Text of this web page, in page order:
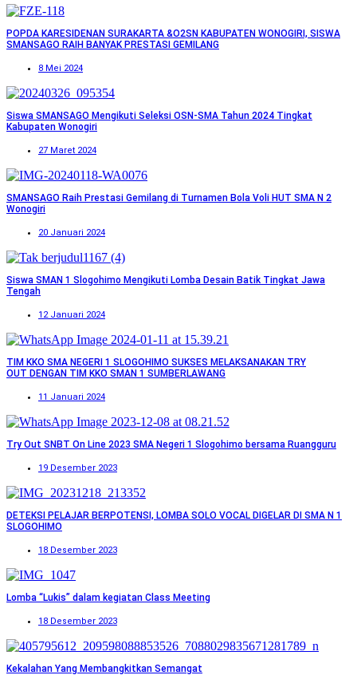
POPDA KARESIDENAN SURAKARTA &O2SN KABUPATEN WONOGIRI, SISWA
SMANSAGO RAIH BANYAK PRESTASI GEMILANG
8 Mei 2024
Siswa SMANSAGO Mengikuti Seleksi OSN-SMA Tahun 2024 Tingkat
Kabupaten Wonogiri
27 Maret 2024
SMANSAGO Raih Prestasi Gemilang di Turnamen Bola Voli HUT SMA N 2
Wonogiri
20 Januari 2024
Siswa SMAN 1 Slogohimo Mengikuti Lomba Desain Batik Tingkat Jawa
Tengah
12 Januari 2024
TIM KKO SMA NEGERI 1 SLOGOHIMO SUKSES MELAKSANAKAN TRY
OUT DENGAN TIM KKO SMAN 1 SUMBERLAWANG
11 Januari 2024
Try Out SNBT On Line 2023 SMA Negeri 1 Slogohimo bersama Ruangguru
19 Desember 2023
DETEKSI PELAJAR BERPOTENSI, LOMBA SOLO VOCAL DIGELAR DI SMA N 1
SLOGOHIMO
18 Desember 2023
Lomba “Lukis” dalam kegiatan Class Meeting
18 Desember 2023
Kekalahan Yang Membangkitkan Semangat